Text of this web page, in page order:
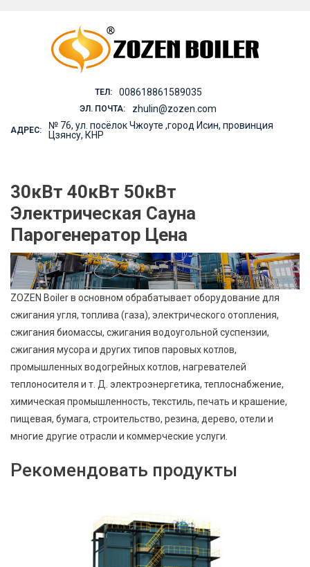
ТЕЛ: 008618861589035
ЭЛ. ПОЧТА: zhulin@zozen.com
АДРЕС:
№ 76, ул. посёлок Чжоуте ,город Исин, провинция
Цзянсу, КНР
30кВт 40кВт 50кВт
Электрическая Сауна
Парогенератор Цена
ZOZEN Boiler в основном обрабатывает оборудование для
сжигания угля, топлива (газа), электрического отопления,
сжигания биомассы, сжигания водоугольной суспензии,
сжигания мусора и других типов паровых котлов,
промышленных водогрейных котлов, нагревателей
теплоносителя и т. Д. электроэнергетика, теплоснабжение,
химическая промышленность, текстиль, печать и крашение,
пищевая, бумага, строительство, резина, дерево, отели и
многие другие отрасли и коммерческие услуги.
Рекомендовать продукты